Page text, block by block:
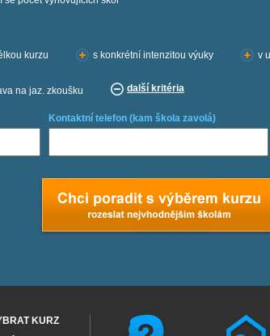
kurzu s konkrétní intenzitou výuky v
na jaz. zkoušku další kritéria
Kontaktní telefon (kam škola zavolá)
KURZ